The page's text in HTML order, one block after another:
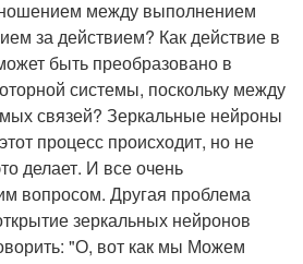
между выполнением
за действием? Как действие в
быть преобразовано в
системы, поскольку между
связей? Зеркальные нейроны
процесс происходит, но не
делает. И все очень
вопросом. Другая проблема
зеркальных нейронов
"О, вот как мы Можем